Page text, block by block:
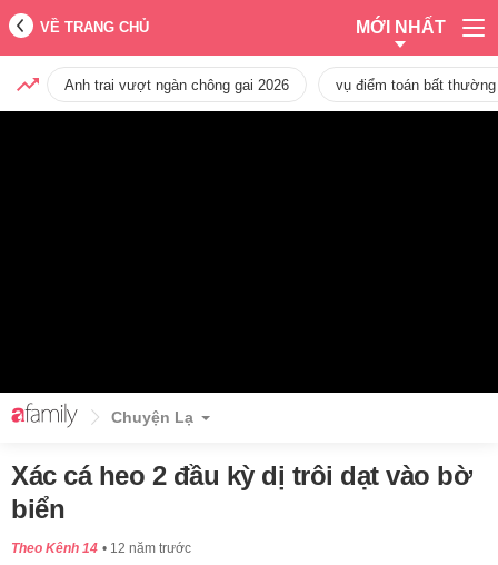
VỀ TRANG CHỦ MỚI NHẤT
Anh trai vượt ngàn chông gai 2026 vụ điểm toán bất
Chuyện Lạ
Xác cá heo 2 đầu kỳ dị trôi dạt vào bờ
biển
Theo Kênh 14 12 năm trước